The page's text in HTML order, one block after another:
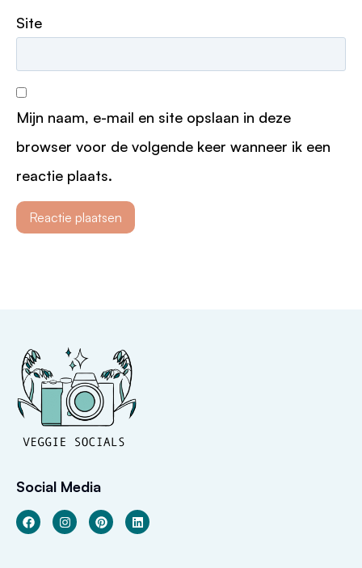
Site
Mijn naam, e-mail en site opslaan in deze
browser voor de volgende keer wanneer ik een
reactie plaats.
Social Media